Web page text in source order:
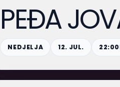
PEĐA
NEDJELJA 12. JUL.